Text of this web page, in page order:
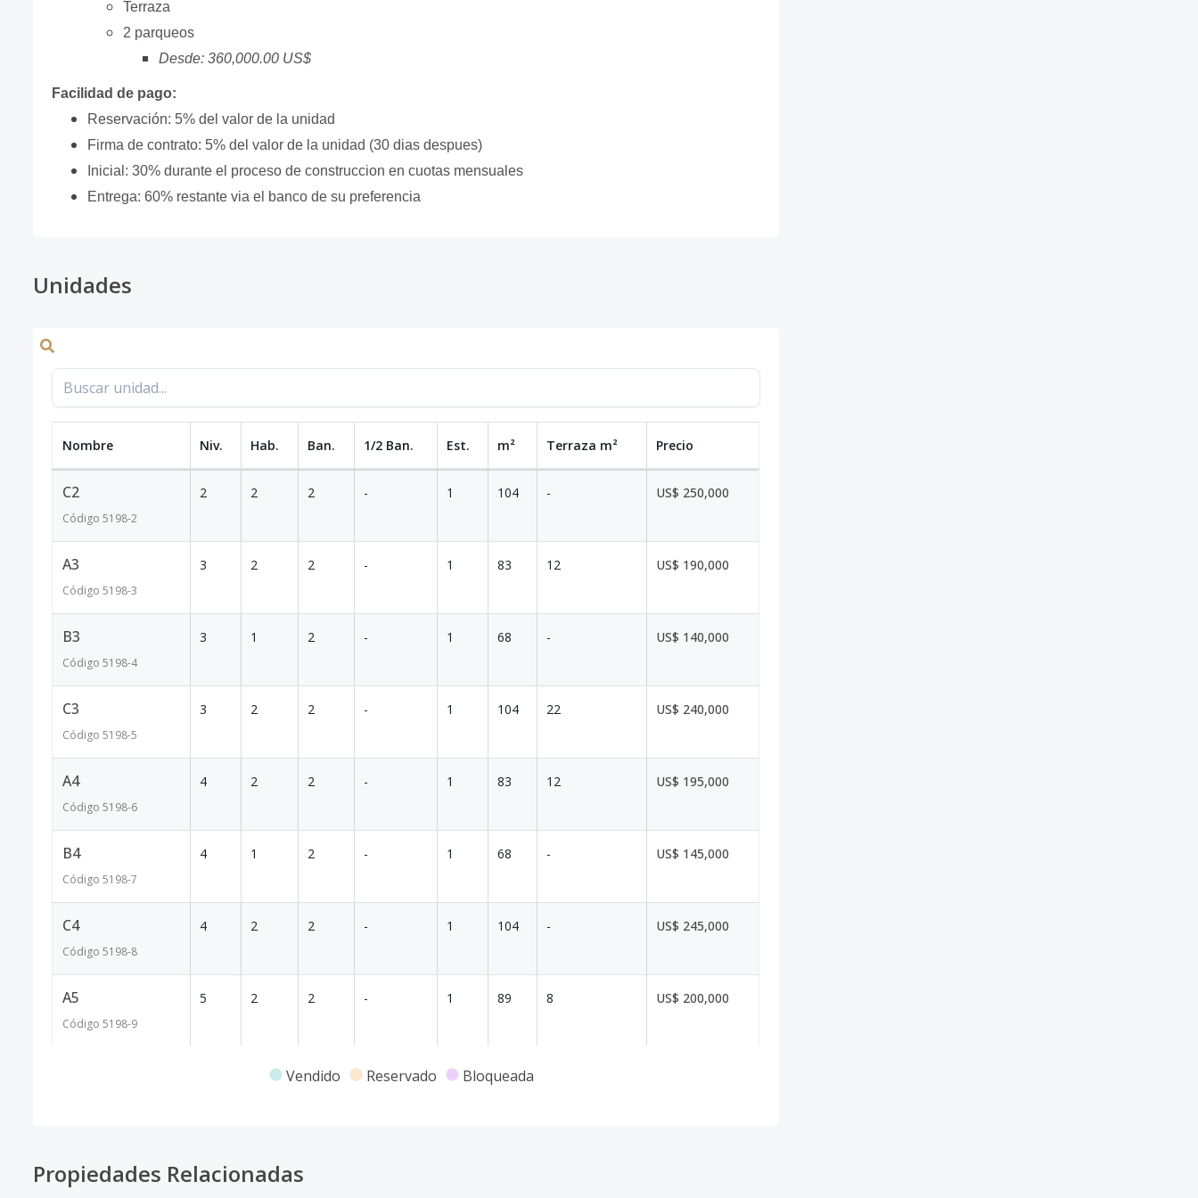
Terraza
2 parqueos
Desde: 360,000.00 US$
Facilidad de pago:
Reservación: 5% del valor de la unidad
Firma de contrato: 5% del valor de la unidad (30 dias despues)
Inicial: 30% durante el proceso de construccion en cuotas mensuales
Entrega: 60% restante via el banco de su preferencia
Unidades
Nombre Niv. Hab. Ban. 1/2 Ban. Est. m² Terraza m² Precio
C2
Código 5198-2
2 2 2 - 1 104 - US$ 250,000
A3
Código 5198-3
3 2 2 - 1 83 12 US$ 190,000
B3
Código 5198-4
3 1 2 - 1 68 - US$ 140,000
C3
Código 5198-5
3 2 2 - 1 104 22 US$ 240,000
A4
Código 5198-6
4 2 2 - 1 83 12 US$ 195,000
B4
Código 5198-7
4 1 2 - 1 68 - US$ 145,000
C4
Código 5198-8
4 2 2 - 1 104 - US$ 245,000
A5
Código 5198-9
5 2 2 - 1 89 8 US$ 200,000
2 - 1 67
Código 5198-11
Vendido Reservado Bloqueada
Propiedades Relacionadas